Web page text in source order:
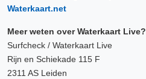
Waterkaart.net
Meer weten over Waterkaart Live?
Surfcheck / Waterkaart Live
Rijn en Schiekade 115 F
2311 AS Leiden